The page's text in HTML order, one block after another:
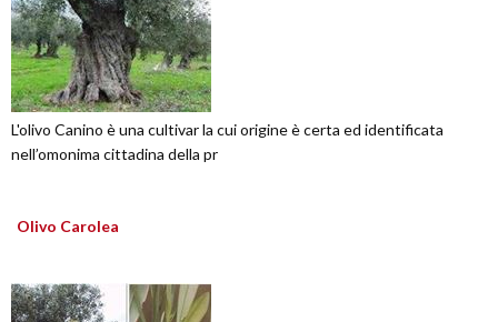
L'olivo Canino è una cultivar la cui origine è certa ed identificata
nell’omonima cittadina della pr
Olivo Carolea